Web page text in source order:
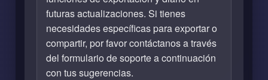
futuras actualizaciones. Si tienes
necesidades específicas para exportar o
compartir, por favor contáctanos a través
del formulario de soporte a continuación
con tus sugerencias.